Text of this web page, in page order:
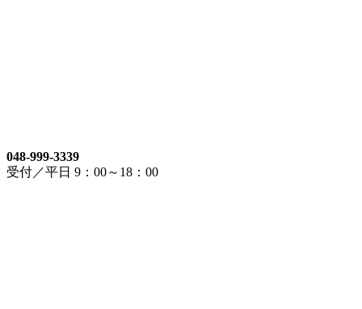
048-999-3339
受付／平日 9：00～18：00